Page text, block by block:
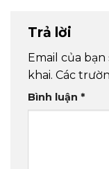
Trả lời
Email của
khai. Các
Bình luận *